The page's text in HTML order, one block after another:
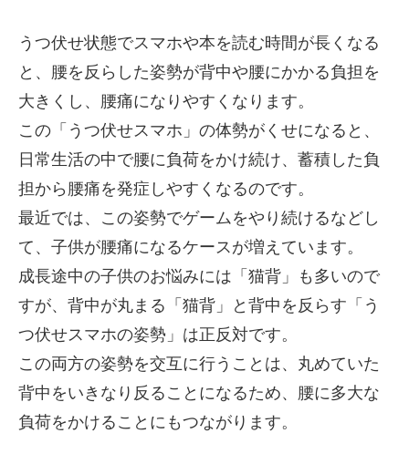
うつ伏せ状態でスマホや本を読む時間が長くなる
と、腰を反らした姿勢が背中や腰にかかる負担を
大きくし、腰痛になりやすくなります。
この「うつ伏せスマホ」の体勢がくせになると、
日常生活の中で腰に負荷をかけ続け、蓄積した負
担から腰痛を発症しやすくなるのです。
最近では、この姿勢でゲームをやり続けるなどし
て、子供が腰痛になるケースが増えています。
成長途中の子供のお悩みには「猫背」も多いので
すが、背中が丸まる「猫背」と背中を反らす「う
つ伏せスマホの姿勢」は正反対です。
この両方の姿勢を交互に行うことは、丸めていた
背中をいきなり反ることになるため、腰に多大な
負荷をかけることにもつながります。